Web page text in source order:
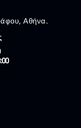
Αθήνα.